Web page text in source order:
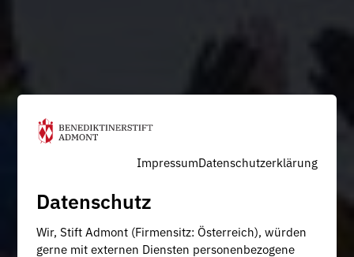
ImpressumDatenschutzerklärung
Datenschutz
Wir, Stift Admont (Firmensitz: Österreich), würden
gerne mit externen Diensten personenbezogene